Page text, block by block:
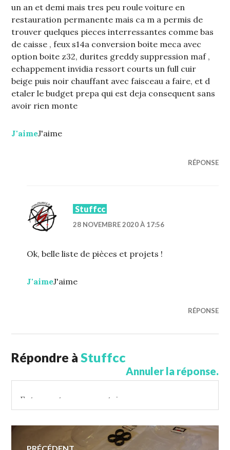
un an et demi mais tres peu roule voiture en
restauration permanente mais ca m a permis de
trouver quelques pieces interressantes comme bas
de caisse , feux s14a conversion boite meca avec
option boite z32, durites greddy suppression maf ,
echappement invidia ressort courts un full cuir
beige puis noir chauffant avec faisceau a faire, et d
etaler le budget prepa qui est deja consequent sans
avoir rien monte
J'aimeJ'aime
RÉPONSE
Stuffcc
28 NOVEMBRE 2020 À 17:56
Ok, belle liste de pièces et projets !
J'aimeJ'aime
RÉPONSE
Répondre àStuffcc
Annuler la réponse.
Navigation